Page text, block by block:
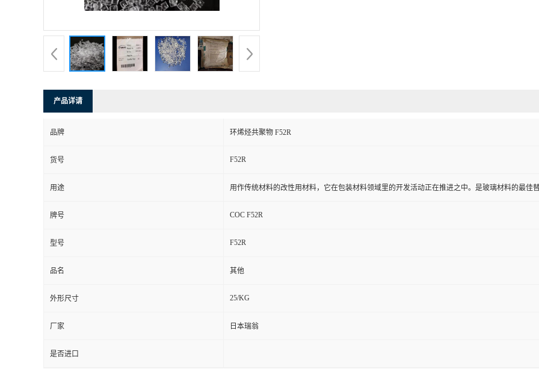
产品详请
品牌 环烯烃共聚物 F52R
货号 F52R
用途 用作传统材料的改性用材料，它在包装材料领域里的开发活动正在推进之中。是玻璃材料的最佳
牌号 COC F52R
型号 F52R
品名 其他
外形尺寸 25/KG
厂家 日本瑞翁
是否进口